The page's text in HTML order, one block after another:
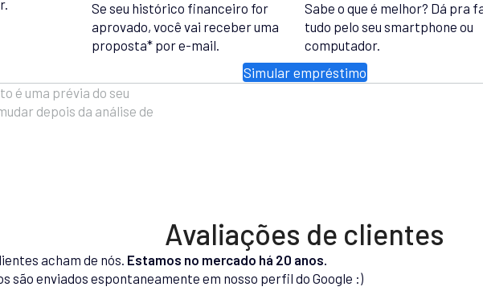
Se seu histórico financeiro for
aprovado, você vai receber uma
proposta* por e-mail.
Sabe o que é melhor? Dá pra
tudo pelo seu smartphone ou
computador.
Simular empréstimo
é uma prévia do seu
depois da análise de
Avaliações de clientes
acham de nós. Estamos no mercado há 20 anos.
são enviados espontaneamente em nosso perfil do Google :)